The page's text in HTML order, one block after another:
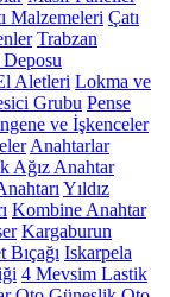
Malzemeleri Çatı
Trabzan
Deposu
Aletleri Lokma ve
Grubu Pense
ve İşkenceler
Anahtarlar
Ağız Anahtar
Yıldız
Kombine Anahtar
Kargaburun
Bıçağı Iskarpela
4 Mevsim Lastik